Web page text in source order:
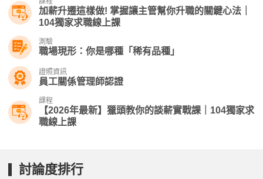
加薪升遷這樣做! 掌握讓主管幫你升職的關鍵心法｜
104獨家求職線上課
測驗
職場現形：你是哪種「稀有品種」
證照資訊
員工關係管理師認證
課程
【2026年最新】獵頭教你的談薪實戰課｜104獨家求
職線上課
討論度排行